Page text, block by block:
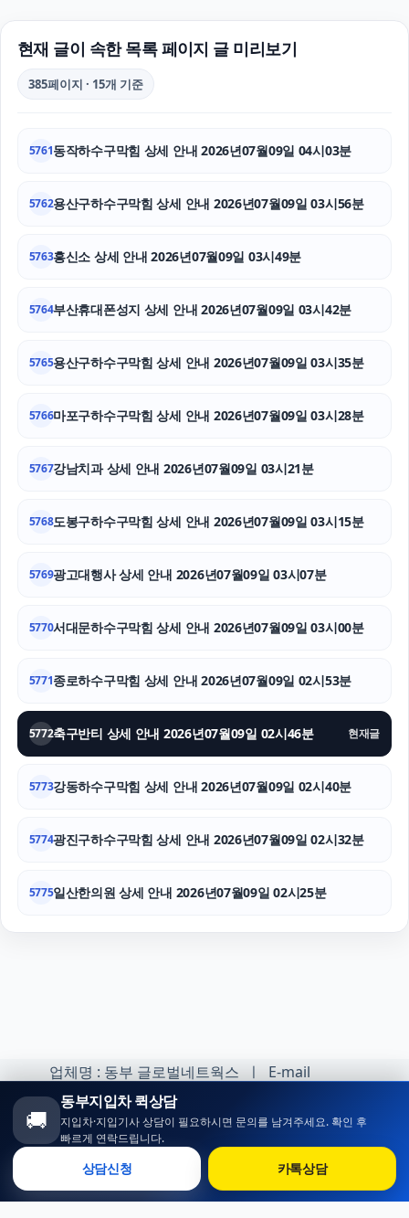
강남성범죄변호사
수원피부과
인스타 좋아요 늘리기
남양주변호사
핑크티켓
현재 글이 속한 목록 페이지 글 미리보기
385페이지 · 15개 기준
5761동작하수구막힘 상세 안내 2026년07월09일 04시03분
5762용산구하수구막힘 상세 안내 2026년07월09일 03시56분
5763흥신소 상세 안내 2026년07월09일 03시49분
5764부산휴대폰성지 상세 안내 2026년07월09일 03시42분
5765용산구하수구막힘 상세 안내 2026년07월09일 03시35분
5766마포구하수구막힘 상세 안내 2026년07월09일 03시28분
5767강남치과 상세 안내 2026년07월09일 03시21분
5768도봉구하수구막힘 상세 안내 2026년07월09일 03시15분
5769광고대행사 상세 안내 2026년07월09일 03시07분
5770서대문하수구막힘 상세 안내 2026년07월09일 03시00분
5771종로하수구막힘 상세 안내 2026년07월09일 02시53분
5772축구반티 상세 안내 2026년07월09일 02시46분 현재글
5773강동하수구막힘 상세 안내 2026년07월09일 02시40분
5774광진구하수구막힘 상세 안내 2026년07월09일 02시32분
5775일산한의원 상세 안내 2026년07월09일 02시25분
업체명 : 동부 글로벌네트웍스 ㅣ E-mail
:minhoh1@naver.com
카카오톡 오픈채팅 :
https://open.kakao.com/o/sqlsXOji
Copyright ⓒ 동부 지입차 All rights reserved.
🚚
동부지입차 퀵상담
지입차·지입기사 상담이 필요하시면 문의를 남겨주세요. 확인 후
빠르게 연락드립니다.
상담신청 카톡상담